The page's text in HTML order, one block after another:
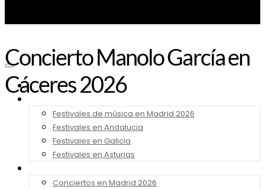
Noticias
Festivales de música en Madrid 2026
Festivales en Andalucia
Festivales en Galicia
Festivales en Asturias
Conciertos en Madrid 2026
Concierto Manolo García en
Cáceres 2026